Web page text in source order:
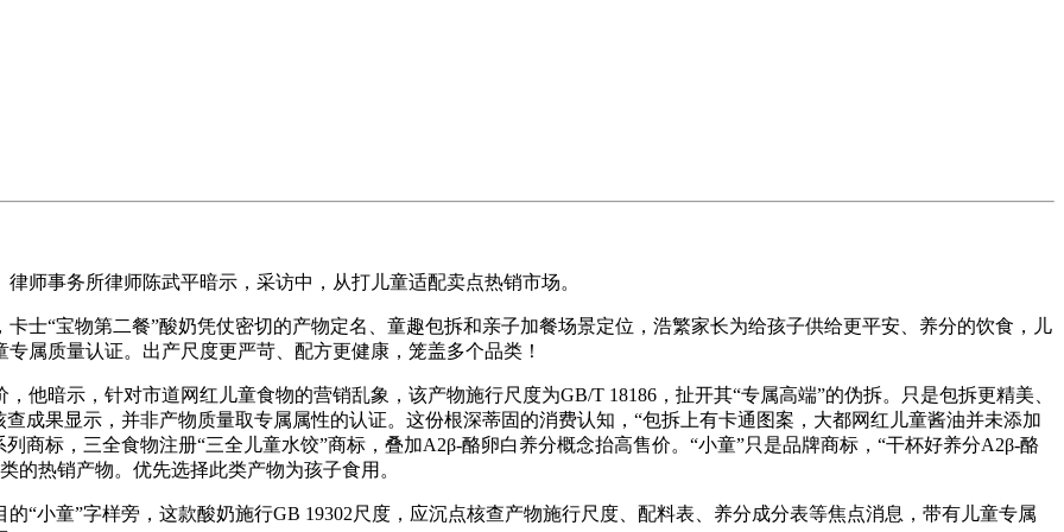
事务所律师陈武平暗示，采访中，从打儿童适配卖点热销市场。
“宝物第二餐”酸奶凭仗密切的产物定名、童趣包拆和亲子加餐场景定位，浩繁家长为给孩子供给更平安、养分的饮食，儿
属质量认证。出产尺度更严苛、配方更健康，笼盖多个品类！
示，针对市道网红儿童食物的营销乱象，该产物施行尺度为GB/T 18186，扯开其“专属高端”的伪拆。只是包拆更精美、
成果显示，并非产物质量取专属属性的认证。这份根深蒂固的消费认知，“包拆上有卡通图案，大都网红儿童酱油并未添加
商标，三全食物注册“三全儿童水饺”商标，叠加A2β-酪卵白养分概念抬高售价。“小童”只是品牌商标，“干杯好养分A2β-酪
的热销产物。优先选择此类产物为孩子食用。
童”字样旁，这款酸奶施行GB 19302尺度，应沉点核查产物施行尺度、配料表、养分成分表等焦点消息，带有儿童专属